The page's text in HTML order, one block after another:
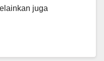
juga